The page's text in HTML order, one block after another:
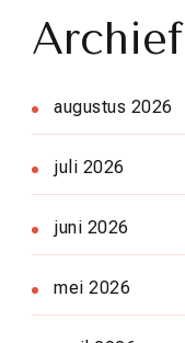
Archief
augustus 2026
juli 2026
juni 2026
mei 2026